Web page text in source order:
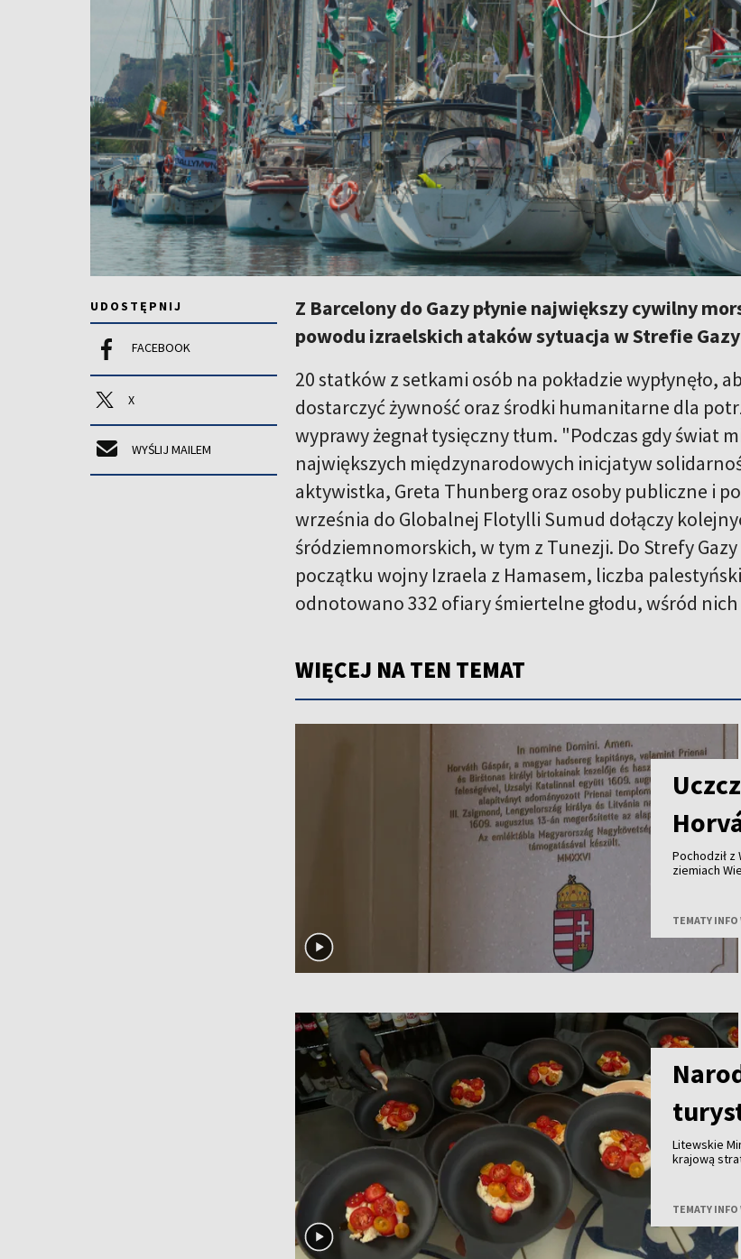
UDOSTĘPNIJ
FACEBOOK
X
WYŚLIJ MAILEM
Z Barcelony do Gazy płynie największy cywilny
powodu izraelskich ataków sytuacja w Strefie
20 statków z setkami osób na pokładzie wypłynęło,
dostarczyć żywność oraz środki humanitarne dla
wyprawy żegnał tysięczny tłum. "Podczas gdy świat
największych międzynarodowych inicjatyw
aktywistka, Greta Thunberg oraz osoby publiczne i
września do Globalnej Flotylli Sumud dołączy
śródziemnomorskich, w tym z Tunezji. Do Strefy
początku wojny Izraela z Hamasem, liczba
odnotowano 332 ofiary śmiertelne głodu, wśród nich
WIĘCEJ NA TEN TEMAT
Pochodził z
ziemiach
Polski i
TEMATY INFO
Litewskie
krajową
gałęzi
granicą.
TEMATY INFO